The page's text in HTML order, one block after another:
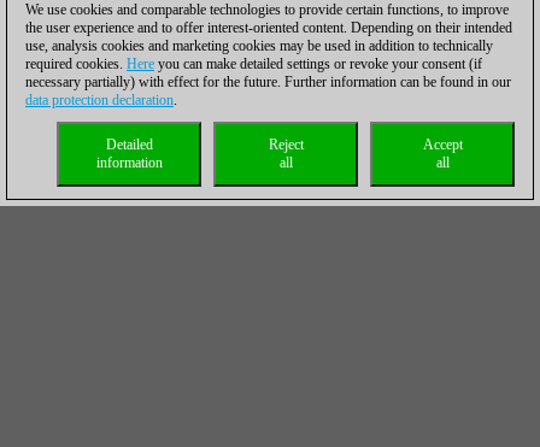
We use cookies and comparable technologies to provide certain functions, to improve
the user experience and to offer interest-oriented content. Depending on their intended
use, analysis cookies and marketing cookies may be used in addition to technically
required cookies. Here you can make detailed settings or revoke your consent (if
necessary partially) with effect for the future. Further information can be found in our
data protection declaration.
Accept
all
Reject
all
Detailed
information